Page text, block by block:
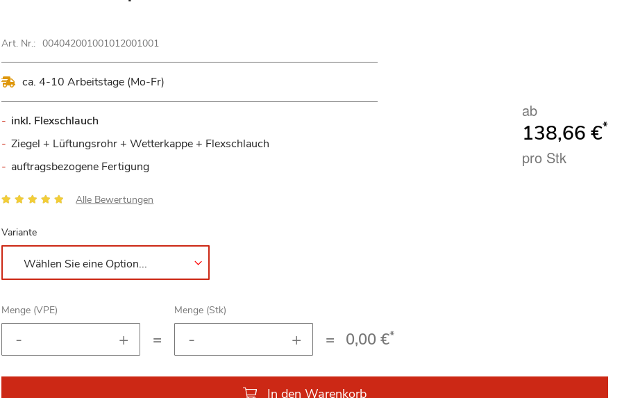
Art. Nr.: 004042001001012001001
ca. 4-10 Arbeitstage (Mo-Fr)
inkl. Flexschlauch
Ziegel + Lüftungsrohr + Wetterkappe + Flexschlauch
auftragsbezogene Fertigung
Bewertung: Alle Bewertungen
ab
138,66 €*
pro Stk
Variante
Menge (VPE)
=
Menge (Stk)
= 0,00 €*
In den Warenkorb